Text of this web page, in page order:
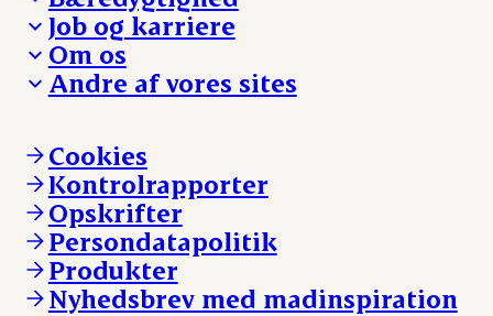
Besøg Danish Crown
Presse og nyheder
Reklamationer
Whistleblower
Øvrige henvendelser
Fra jord til bord
Hverdagen
Ansvarlighed og nøgletal
Job og karriere
Arbejd med os
Ledige stillinger
Om os
Hvem er vi
Vores resultater
Vores lokationer
Kontakt
Andre af vores sites
Andelsejere - kreatur
Danishcrownprofessional.com
DAT-Schaub.com
ESS-FOOD.com
Fonden Dansk Gastronomi
KLS.se
nordicspoor.com
Scanhide.dk
Cookies
Kontrolrapporter
Opskrifter
Persondatapolitik
Produkter
Nyhedsbrev med madinspiration